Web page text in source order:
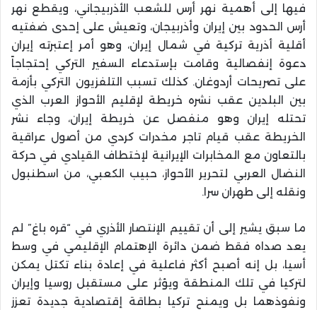
فيها إلى أهمية نهر أرس للشعب الأذربيجاني، ويقطع نهر
أرس الحدود بين إيران وأذربيجان، وتعيش على إحدى ضفتيه
أقلية أذرية تركية في شمال إيران، وهو أمر إعتبرته إيران
دعوة إنفصالية وقامت بإستدعاء السفير التركي إحتجاجاً
على تصريحات أردوغان. كذلك تسبب التلفزيون التركي بأزمة
بين البلدين عقب نشره خريطة لإقليم الأحواز العرب الذي
تحتله إيران وهو منفصل عن خريطة إيران، وجاء نشر
الخريطة عقب قيام تاجر مخدرات كردي من أصول عراقية
بالتعاون مع المخابرات الإيرانية لإختطاف القيادي في حركة
النضال العربي لتحرير الأحواز، حبيب الكعبي، من اسطنبول
ونقله إلى طهران سرا.
ما سبق يشير إلى أن تقييم الإنتصار الأذري في “قره باغ” لم
يعد صداه فقط ضمن دائرة الإهتمام الإقليمي في وسط
أسيا، بل إنه أصبح أكثر فاعلية في إعادة بناء تكتل يمكن
لتركيا في تلك المنطقة ويؤثر على مستقبل روسيا وإيران
ونفوذهما بل ويمنح تركيا بطاقة إقتصادية جديدة تعزز